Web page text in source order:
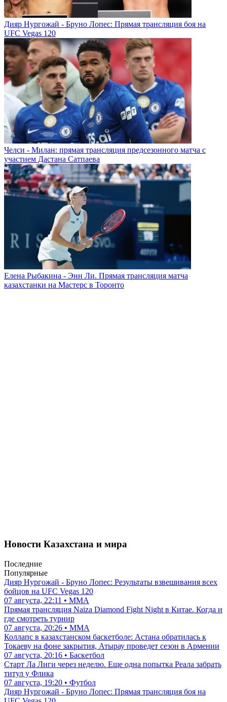
Дияр Нургожай - Бруно Лопес: Прямая трансляция боя на
UFC Vegas 120
Челси - Милан: прямая трансляция предсезонного матча с
участием Дастана Сатпаева
Елена Рыбакина - Энн Ли. Прямая трансляция матча
казахстанки на Мастерс в Торонто
Новости Казахстана и мира
Последние
Популярные
Дияр Нургожай - Бруно Лопес: Результаты взвешивания всех
бойцов на UFC Vegas 120
07 августа, 22:11 • ММА
Прямая трансляция Naiza Diamond Fight Night в Китае. Когда и
где смотреть турнир
07 августа, 20:26 • ММА
Коллапс в казахстанском баскетболе: Астана обратилась к
Токаеву на фоне закрытия, Атырау проведет сезон в Армении
07 августа, 20:16 • Баскетбол
Старт Ла Лиги через неделю. Еще одна попытка Реала забрать
титул у Флика
07 августа, 19:20 • Футбол
Дияр Нургожай - Бруно Лопес: Прямая трансляция боя на